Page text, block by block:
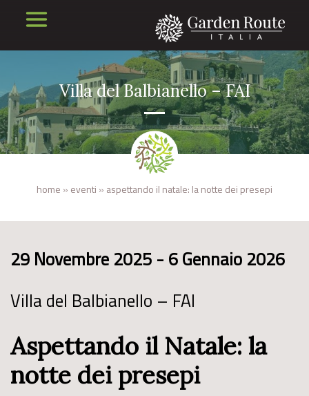
Villa del Balbianello – FAI
home » eventi » aspettando il natale: la notte dei presepi
29 Novembre 2025 - 6 Gennaio 2026
Villa del Balbianello – FAI
Aspettando il Natale: la
notte dei presepi